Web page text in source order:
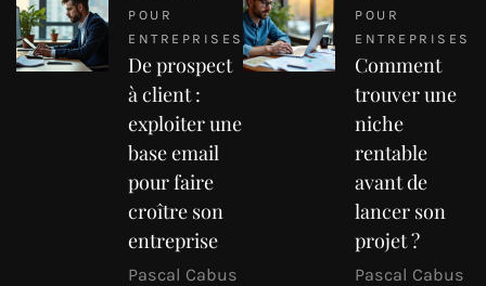
POUR
ENTREPRISES
De prospect
à client :
exploiter une
base email
pour faire
croître son
entreprise
Pascal Cabus
POUR
ENTREPRISES
Comment
trouver une
niche
rentable
avant de
lancer son
projet ?
Pascal Cabus